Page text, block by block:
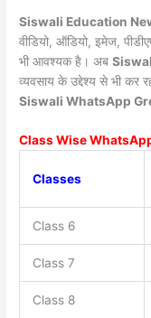
Siswali Education
वीडियो, ऑडियो, इमेज,
भी आवश्यक है। अब
व्यवसाय के उद्देश्य से भी कर
Siswali WhatsApp
Class Wise
Classes
Class 6
Class 7
Class 8